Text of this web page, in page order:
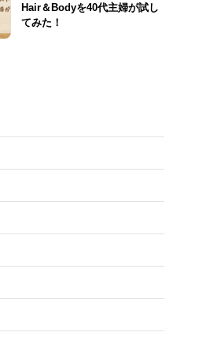
Hair＆Bodyを40代主婦が試し
てみた！